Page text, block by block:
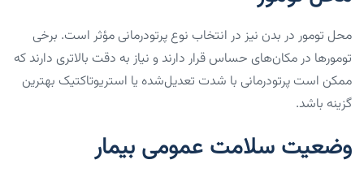
محل تومور در بدن نیز در انتخاب نوع پرتودرمانی مؤثر است. برخی
تومورها در مکان‌های حساس قرار دارند و نیاز به دقت بالاتری دارند که
ممکن است پرتودرمانی با شدت تعدیل‌شده یا استریوتاکتیک بهترین
گزینه باشد.
وضعیت سلامت عمومی بیمار